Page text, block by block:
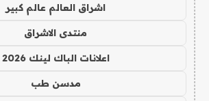
اشراق العالم عالم كبير
منتدى الاشراق
اعلانات الباك لينك 2026
مدسن طب